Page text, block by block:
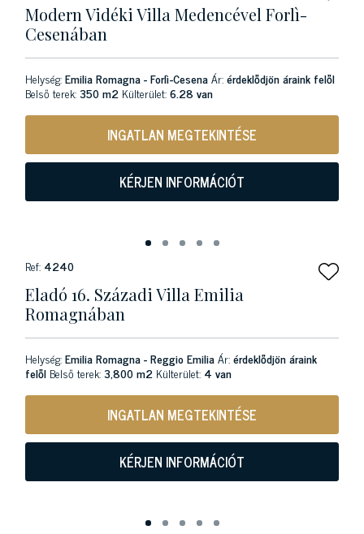
Modern Vidéki Villa Medencével Forlì-
Cesenában
Helység:Emilia Romagna - Forlì-CesenaÁr:érdeklődjön áraink felől
Belső terek:350 m2 Külterület:6.28 van
INGATLAN MEGTEKINTÉSE
KÉRJEN INFORMÁCIÓT
Ref: 4240
Eladó 16. Századi Villa Emilia
Romagnában
Helység:Emilia Romagna - Reggio EmiliaÁr:érdeklődjön áraink
felől Belső terek:3,800 m2 Külterület: 4 van
INGATLAN MEGTEKINTÉSE
KÉRJEN INFORMÁCIÓT